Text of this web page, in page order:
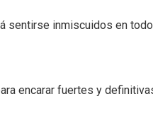
sentirse inmiscuidos en
encarar fuertes y